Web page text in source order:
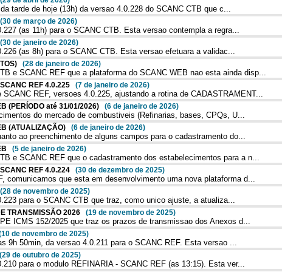
tarde de hoje (13h) da versao 4.0.228 do SCANC CTB que c...
(30 de março de 2026)
(as 11h) para o SCANC CTB. Esta versao contempla a regra...
(30 de janeiro de 2026)
(as 8h) para o SCANC CTB. Esta versao efetuara a validac...
(28 de janeiro de 2026)
e SCANC REF que a plataforma do SCANC WEB nao esta ainda disp...
REF 4.0.225 (7 de janeiro de 2026)
REF, versoes 4.0.225, ajustando a rotina de CADASTRAMENT...
(PERÍODO até 31/01/2026) (6 de janeiro de 2026)
do mercado de combustiveis (Refinarias, bases, CPQs, U...
(ATUALIZAÇÃO) (6 de janeiro de 2026)
ao preenchimento de alguns campos para o cadastramento do...
(5 de janeiro de 2026)
e SCANC REF que o cadastramento dos estabelecimentos para a n...
REF 4.0.224 (30 de dezembro de 2025)
comunicamos que esta em desenvolvimento uma nova plataforma d...
(28 de novembro de 2025)
para o SCANC CTB que traz, como unico ajuste, a atualiza...
TRANSMISSÃO 2026 (19 de novembro de 2025)
ICMS 152/2025 que traz os prazos de transmissao dos Anexos d...
de novembro de 2025)
9h 50min, da versao 4.0.211 para o SCANC REF. Esta versao ...
(29 de outubro de 2025)
para o modulo REFINARIA - SCANC REF (as 13:15). Esta ver...